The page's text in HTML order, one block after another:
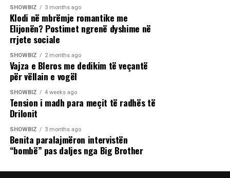
SHOWBIZ 3 months ago
Klodi në mbrëmje romantike me
Elijonën? Postimet ngrenë dyshime në
rrjete sociale
SHOWBIZ 2 months ago
Vajza e Bleros me dedikim të veçantë
për vëllain e vogël
SHOWBIZ 4 weeks ago
Tension i madh para meçit të radhës të
Drilonit
SHOWBIZ 3 months ago
Benita paralajmëron intervistën
“bombë” pas daljes nga Big Brother